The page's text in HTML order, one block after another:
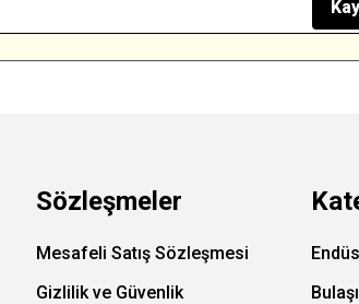
Sözleşmeler
Mesafeli Satış Sözleşmesi
Gizlilik ve Güvenlik